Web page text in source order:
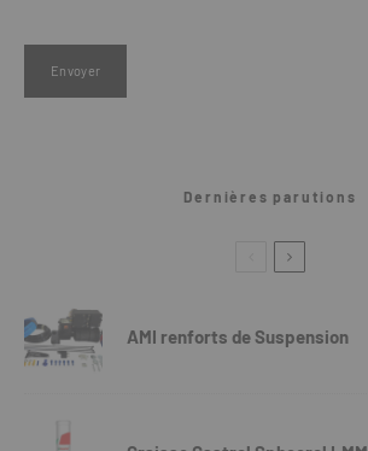
Dernières parutions
AMI renforts de Suspension